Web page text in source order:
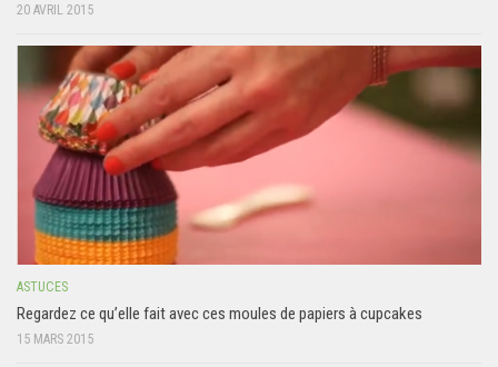
20 AVRIL 2015
ASTUCES
Regardez ce qu’elle fait avec ces moules de papiers à cupcakes
15 MARS 2015